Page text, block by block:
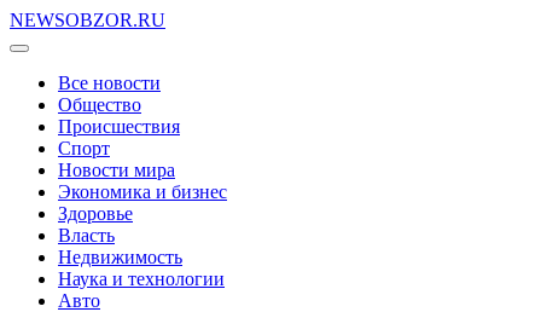
NEWSOBZOR.RU
Все новости
Общество
Происшествия
Спорт
Новости мира
Экономика и бизнес
Здоровье
Власть
Недвижимость
Наука и технологии
Авто